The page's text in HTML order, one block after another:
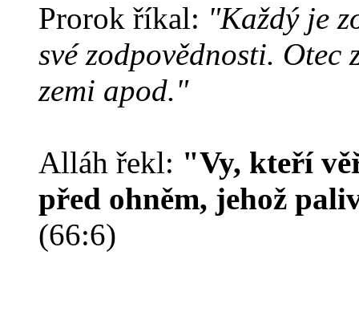
Prorok říkal: "Každý je
své zodpovědnosti. Otec
zemi apod."
Alláh řekl: "Vy, kteří
před ohněm, jehož
(66:6)